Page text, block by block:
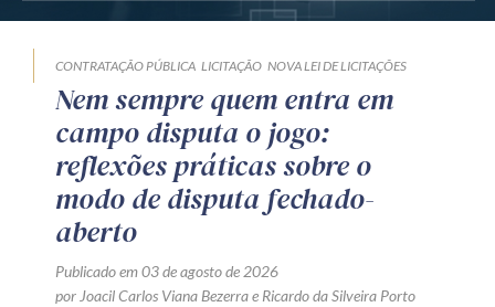
CONTRATAÇÃO PÚBLICA LICITAÇÃO NOVA LEI DE LICITAÇÕES
Nem sempre quem entra em
campo disputa o jogo:
reflexões práticas sobre o
modo de disputa fechado-
aberto
Publicado em 03 de agosto de 2026
por Joacil Carlos Viana Bezerrae Ricardo da Silveira Porto